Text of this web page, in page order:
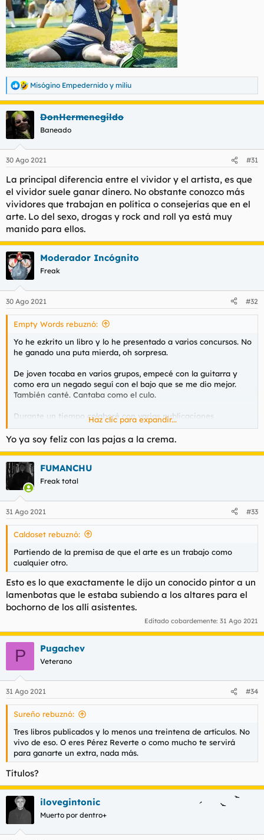
R
e
a
c
c
e
:
Misógino Empedernido y miliu
DonHermenegildo
Baneado
30 Ago 2021 #31
La principal diferencia entre el vividor y el artista, es que
el vividor suele ganar dinero. No obstante conozco más
vividores que trabajan en política o consejerías que en el
arte. Lo del sexo, drogas y rock and roll ya está muy
manido para ellos.
Moderador Incógnito
Freak
30 Ago 2021 #32
Empty Words rebuznó:
Yo he ezkrito un libro y lo he presentado a varios concursos. No
he ganado una puta mierda, oh sorpresa.
De joven tocaba en varios grupos, empecé con la guitarra y
como era un negado seguí con el bajo que se me dio mejor.
También canté. Cantaba como el culo.
Durante un tiempo colaboré con varias publicaciones
musicales ezkriviendo sobre música.
Tengo un don para las pajas, eso yes, un día os explico mi
técnica si alguno quiere.
Pero lo que me ha dado de comer ha sido mi perseverancia en
los heztudios. Los artistas son en su mayoría unos muertos de
hambre. Su don, al final es su mayor condena, porque vivir de
lo suyo es inviable en esta parte del mundo.
Haz clic para expandir...
Yo ya soy feliz con las pajas a la crema.
FUMANCHU
Freak total
31 Ago 2021 #33
Caldoset rebuznó:
Partiendo de la premisa de que el arte es un trabajo como
cualquier otro.
Esto es lo que exactamente le dijo un conocido pintor a un
lamenbotas que le estaba subiendo a los altares para el
bochorno de los allí asistentes.
Editado cobardemente: 31 Ago 2021
P Pugachev
Veterano
31 Ago 2021 #34
Sureño rebuznó:
Tres libros publicados y lo menos una treintena de artículos. No
vivo de eso. O eres Pérez Reverte o como mucho te servirá
para ganarte un extra, nada más.
Títulos?
ilovegintonic
Muerto por dentro+